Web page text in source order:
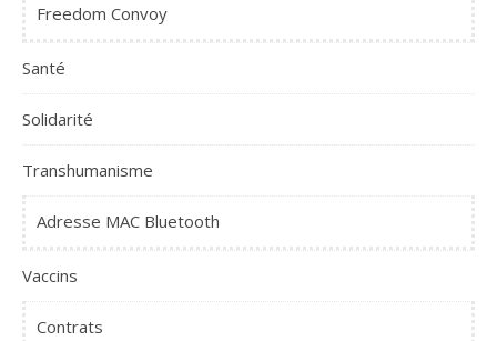
Freedom Convoy
Santé
Solidarité
Transhumanisme
Adresse MAC Bluetooth
Vaccins
Contrats